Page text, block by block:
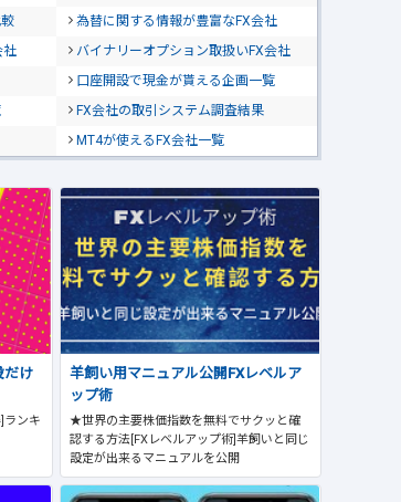
為替に関する情報が豊富なFX会社
社
バイナリーオプション取扱いFX会社
口座開設で現金が貰える企画一覧
FX会社の取引システム調査結果
MT4が使えるFX会社一覧
だけ
ランキ
羊飼い用マニュアル公開FXレベルア
ップ術
★世界の主要株価指数を無料でサクッと確
認する方法[FXレベルアップ術]羊飼いと同じ
設定が出来るマニュアルを公開